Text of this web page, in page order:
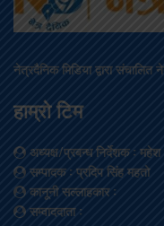
नेत्रदैनिक मिडिया द्वारा
हाम्रो टिम
अध्यक्ष/प्रबन्ध निर्देशक: महेश
सम्पादक: प्रदिप सिंह महतो
कानूनी सल्लाहकार:
सम्वाददाता: